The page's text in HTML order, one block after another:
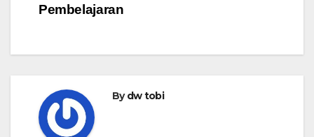
Pembelajaran
Bydw tobi